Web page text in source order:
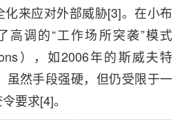
来应对外部威胁[3]。在小布
高调的“工作场所突袭”模式
），如2006年的斯威夫特
虽然手段强硬，但仍受限于一
要求[4]。